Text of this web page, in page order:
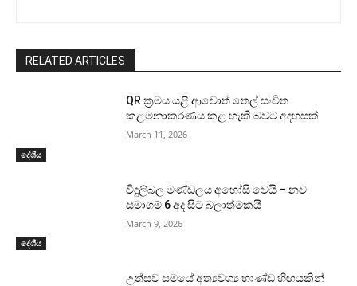
RELATED ARTICLES
දේශීය
QR ක්‍රමය යළි ආවොත් තෙල් සංචිත
කළමනාකරණය කළ හැකි බවට අදහසක්
March 11, 2026
දේශීය
විදුලිබල මණ්ඩලය අහෝසි වෙයි – නව
සමාගම් 6 අද සිට බලාත්මකයි
March 9, 2026
උත්සව සමයේ අත්‍යවශ්‍ය භාණ්ඩ හිඟයකින්